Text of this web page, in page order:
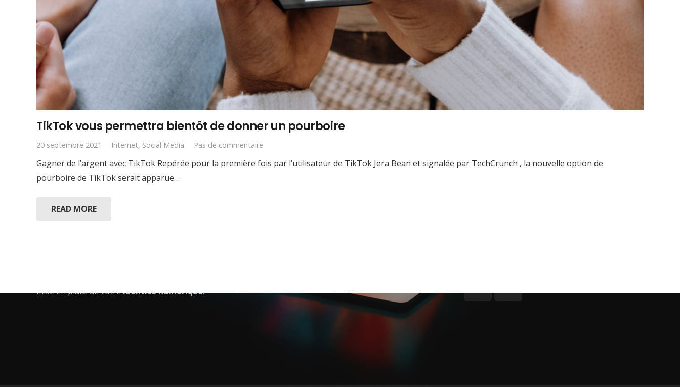
TikTok vous permettra bientôt de donner un pourboire
20 septembre 2021 Internet, Social Media Pas de commentaire
Gagner de l’argent avec TikTok Repérée pour la première fois par l’utilisateur de TikTok Jera Bean et signalée par TechCrunch , la nouvelle option de
pourboire de TikTok serait apparue…
READ MORE
mise en place de votreidentité numérique.